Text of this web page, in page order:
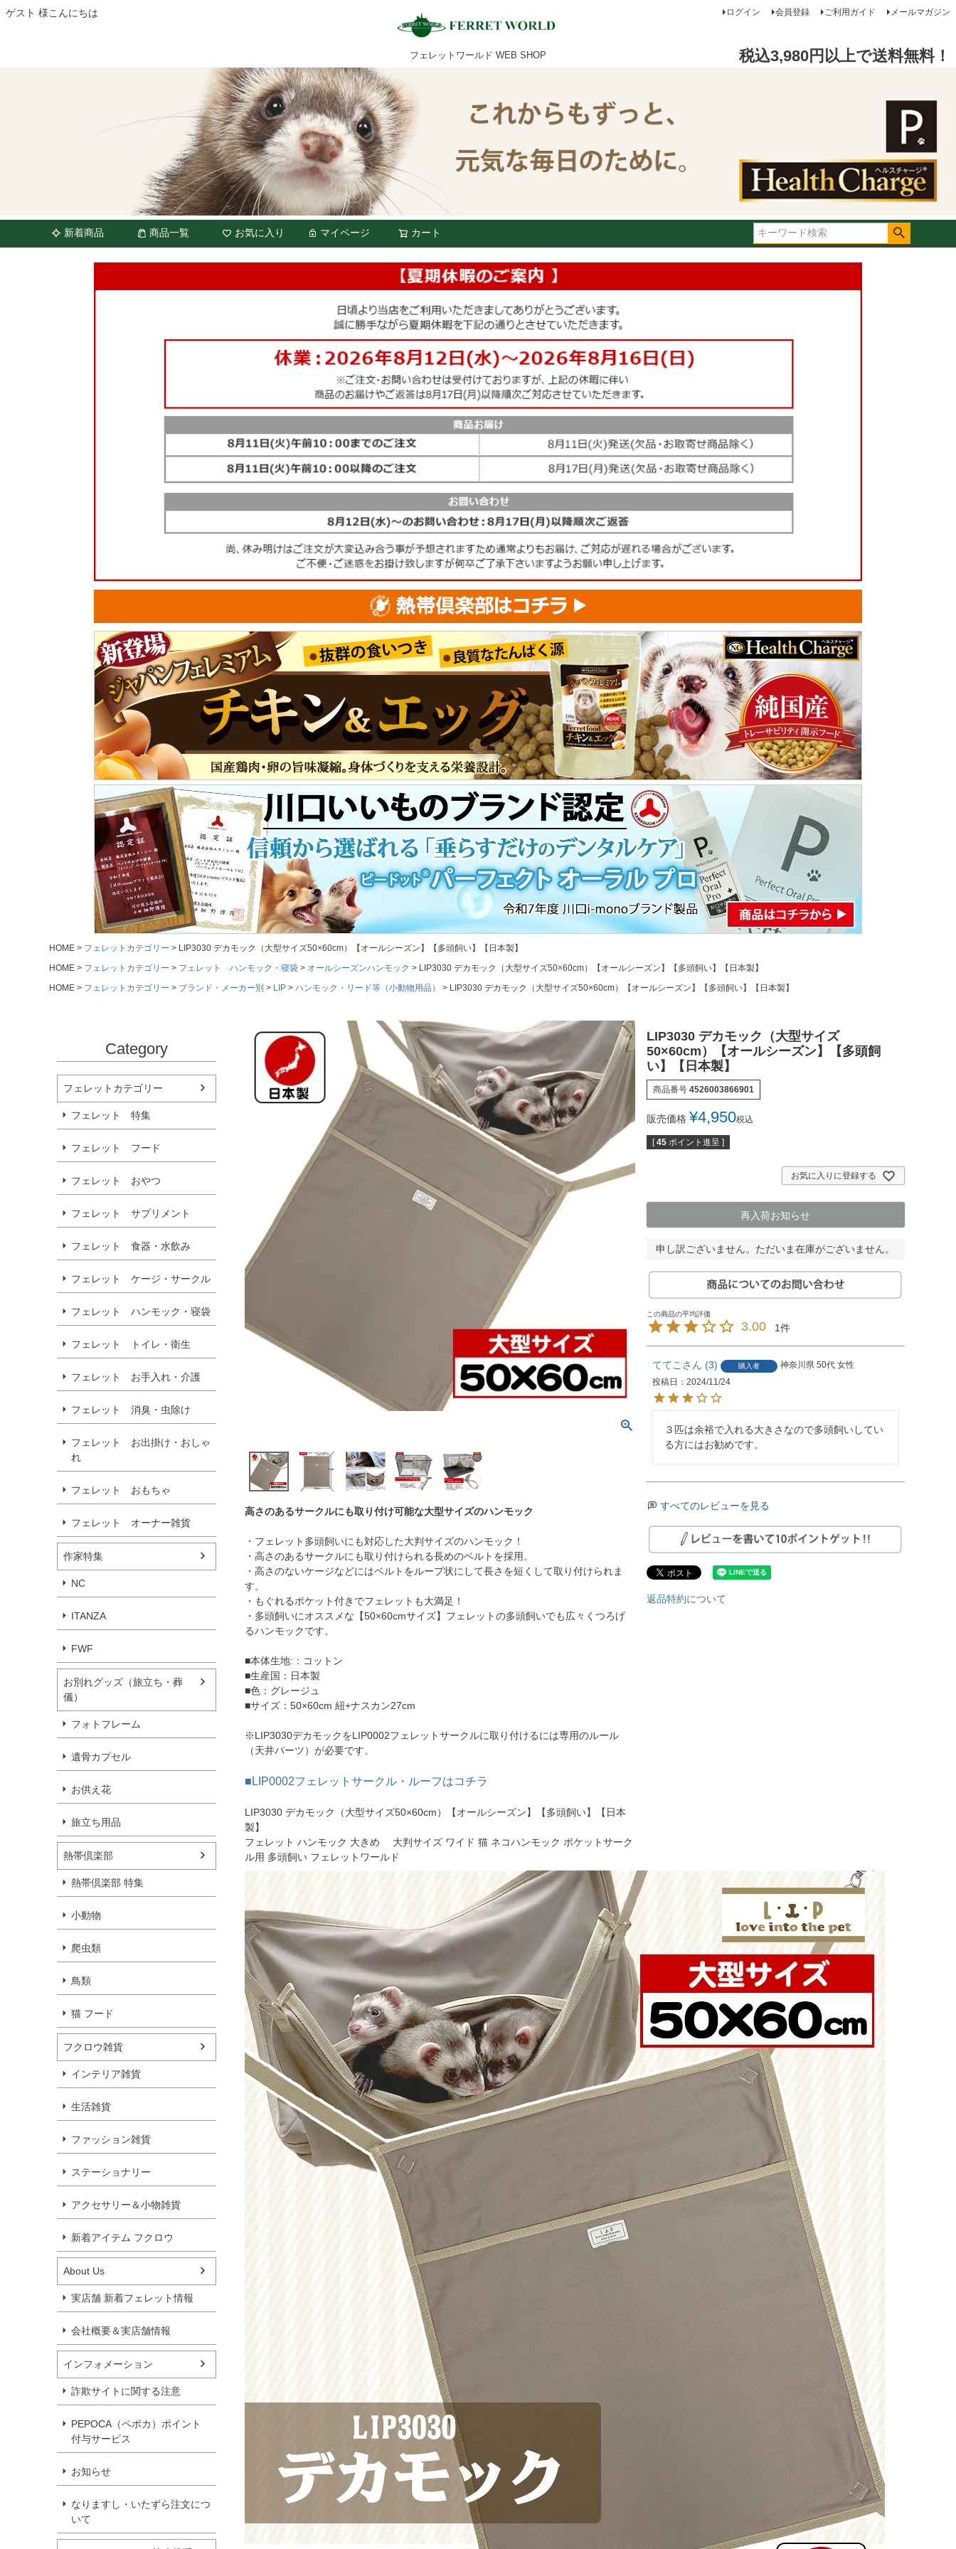
ゲスト 様こんにちは
フェレットワールド WEB SHOP
ログイン 会員登録 ご利用ガイド メールマガジン
税込3,980円以上で送料無料！
新着商品 商品一覧 お気に入り マイページ カート
HOME フェレットカテゴリー
LIP3030 デカモック（大型サイズ50×60cm）【オールシーズン】【多頭飼い】【日本製】
HOME
フェレットカテゴリー フェレット ハンモック・寝袋 オールシーズンハンモック
LIP3030 デカモック（大型サイズ50×60cm）【オールシーズン】【多頭飼い】【日本製】
HOME
フェレットカテゴリー ブランド・メーカー別 LIP ハンモック・リード等（小動物用品） LIP3030 デカモック（大型サイズ50×60cm）【オールシーズン】【多頭飼い】【日本製】
Category
フェレットカテゴリー
フェレット 特集
フェレット フード
フェレット おやつ
フェレット サプリメント
フェレット 食器・水飲み
フェレット ケージ・サークル
フェレット ハンモック・寝袋
フェレット トイレ・衛生
フェレット お手入れ・介護
フェレット 消臭・虫除け
フェレット お出掛け・おしゃ
れ
フェレット おもちゃ
フェレット オーナー雑貨
作家特集
NC
ITANZA
FWF
お別れグッズ（旅立ち・葬
儀）
フォトフレーム
遺骨カプセル
お供え花
旅立ち用品
熱帯倶楽部
熱帯倶楽部 特集
小動物
爬虫類
鳥類
猫 フード
フクロウ雑貨
インテリア雑貨
生活雑貨
ファッション雑貨
ステーショナリー
アクセサリー＆小物雑貨
新着アイテム フクロウ
About Us
実店舗 新着フェレット情報
会社概要＆実店舗情報
インフォメーション
詐欺サイトに関する注意
PEPOCA（ペポカ）ポイント
付与サービス
お知らせ
なりますし・いたずら注文につ
いて
高さのあるサークルにも取り付け可能な大型サイズのハンモック
・フェレット多頭飼いにも対応した大判サイズのハンモック！
・高さのあるサークルにも取り付けられる長めのベルトを採用。
・高さのないケージなどにはベルトをループ状にして長さを短くして取り付けられま
す。
・もぐれるポケット付きでフェレットも大満足！
・多頭飼いにオススメな【50×60cmサイズ】フェレットの多頭飼いでも広々くつろげ
るハンモックです。
■本体生地:：コットン
■生産国：日本製
■色：グレージュ
■サイズ：50×60cm 紐+ナスカン27cm
※LIP3030デカモックをLIP0002フェレットサークルに取り付けるには専用のルール
（天井パーツ）が必要です。
■LIP0002フェレットサークル・ルーフはコチラ
LIP3030 デカモック（大型サイズ50×60cm）【オールシーズン】【多頭飼い】【日本
製】
フェレット ハンモック 大きめ 大判サイズ ワイド 猫 ネコハンモック ポケットサーク
ル用 多頭飼い フェレットワールド
LIP3030 デカモック（大型サイズ
50×60cm）【オールシーズン】【多頭飼
い】【日本製】
商品番号 4526003866901
販売価格 ¥4,950税込
[ 45 ポイント進呈 ]
お気に入りに登録する
再入荷お知らせ
申し訳ございません。ただいま在庫がございません。
3.00 1
ててこ 3 購入者 神奈川県 50代 女性
投稿日
2024/11/24
３匹は余裕で入れる大きさなので多頭飼いしてい
る方にはお勧めです。
すべてのレビューを見る
返品特約について